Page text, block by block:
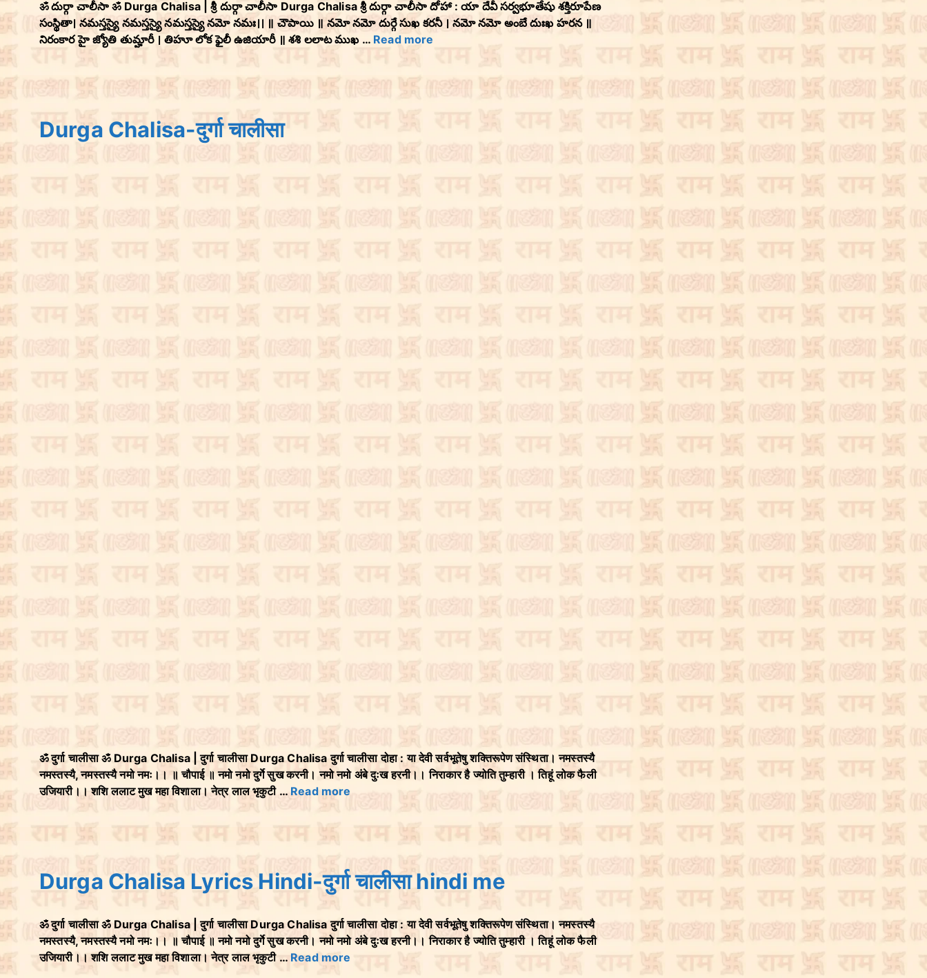
ॐ దుర్గా చాలీసా ॐ Durga Chalisa | శ్రీ దుర్గా చాలీసా Durga Chalisa శ్రీ దుర్గా చాలీసా దోహా : యా దేవీ సర్వభూతేషు శక్తిరూపేణ
సంస్థితా। నమస్తస్యై నమస్తస్యై నమస్తస్యై నమో నమః।। ॥ చౌపాయి ॥ నమో నమో దుర్గే సుఖ కరనీ । నమో నమో అంబే దుఃఖ హరన ॥
నిరంకార హై జ్యోతి తుమ్హారీ । తిహూ లోక ఫైలీ ఉజియారీ ॥ శశి లలాట ముఖ … Read more
Durga Chalisa-दुर्गा चालीसा
ॐ दुर्गा चालीसा ॐ Durga Chalisa | दुर्गा चालीसा Durga Chalisa दुर्गा चालीसा दोहा : या देवी सर्वभूतेषु शक्तिरूपेण संस्थिता। नमस्तस्यै
नमस्तस्यै, नमस्तस्यै नमो नमः।। ॥ चौपाई ॥ नमो नमो दुर्गे सुख करनी। नमो नमो अंबे दुःख हरनी।। निराकार है ज्योति तुम्हारी । तिहूं लोक फैली
उजियारी।। शशि ललाट मुख महा विशाला। नेत्र लाल भृकुटी … Read more
Durga Chalisa Lyrics Hindi-दुर्गा चालीसा hindi me
ॐ दुर्गा चालीसा ॐ Durga Chalisa | दुर्गा चालीसा Durga Chalisa दुर्गा चालीसा दोहा : या देवी सर्वभूतेषु शक्तिरूपेण संस्थिता। नमस्तस्यै
नमस्तस्यै, नमस्तस्यै नमो नमः।। ॥ चौपाई ॥ नमो नमो दुर्गे सुख करनी। नमो नमो अंबे दुःख हरनी।। निराकार है ज्योति तुम्हारी । तिहूं लोक फैली
उजियारी।। शशि ललाट मुख महा विशाला। नेत्र लाल भृकुटी … Read more